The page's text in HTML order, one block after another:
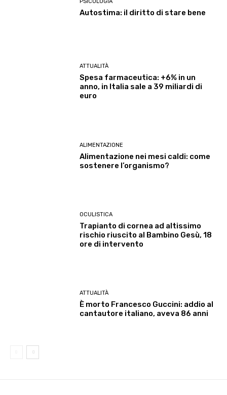
Autostima: il diritto di stare bene
ATTUALITÀ
Spesa farmaceutica: +6% in un
anno, in Italia sale a 39 miliardi di
euro
ALIMENTAZIONE
Alimentazione nei mesi caldi: come
sostenere l’organismo?
OCULISTICA
Trapianto di cornea ad altissimo
rischio riuscito al Bambino Gesù, 18
ore di intervento
ATTUALITÀ
È morto Francesco Guccini: addio al
cantautore italiano, aveva 86 anni